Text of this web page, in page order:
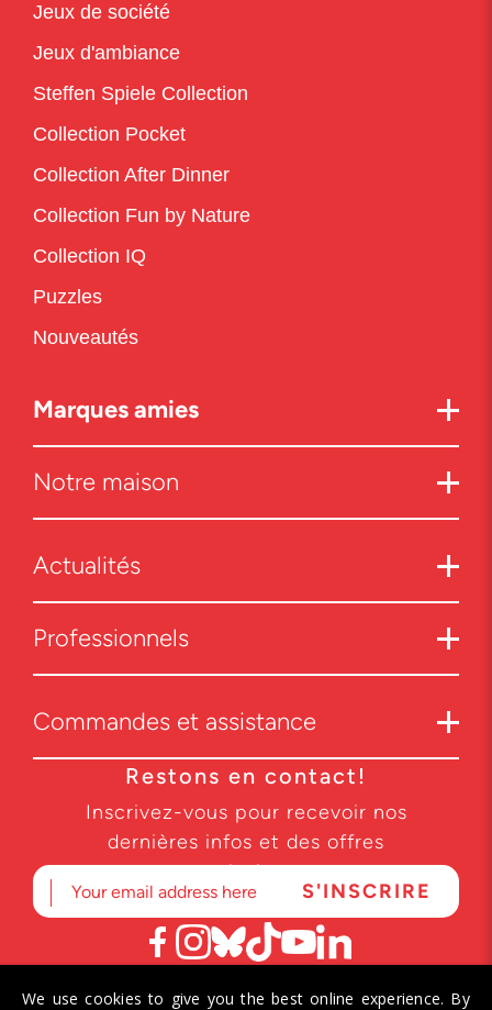
Jeux de société
Jeux d'ambiance
Steffen Spiele Collection
Collection Pocket
Collection After Dinner
Collection Fun by Nature
Collection IQ
Puzzles
Nouveautés
Marques amies
Notre maison
Actualités
Professionnels
Commandes et assistance
Restons en contact!
Inscrivez-vous pour recevoir nos
dernières infos et des offres
exclusives.
We use cookies to give you the best online experience. By